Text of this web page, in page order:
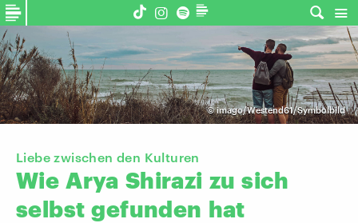
©imago/Westend61/Symbolbild
Liebe zwischen den Kulturen
Wie Arya Shirazi zu sich
selbst gefunden hat